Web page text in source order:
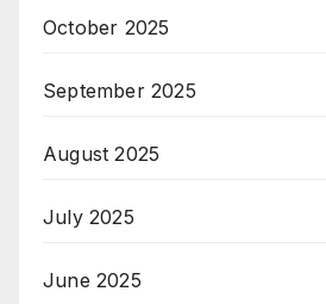
October 2025
September 2025
August 2025
July 2025
June 2025